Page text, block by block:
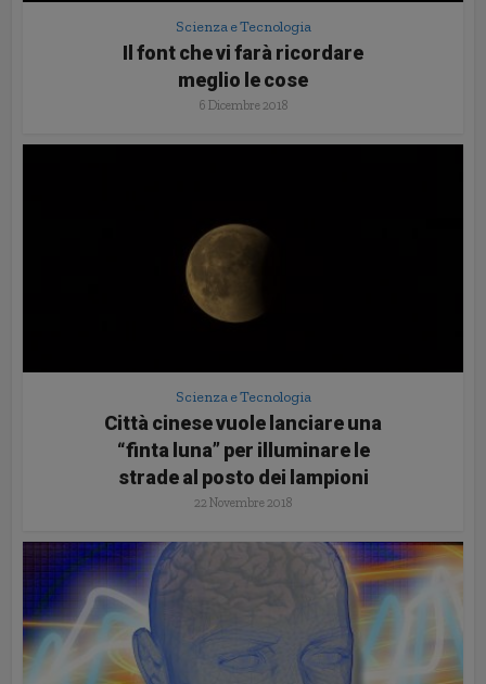
Scienza e Tecnologia
Il font che vi farà ricordare
meglio le cose
6 Dicembre 2018
Scienza e Tecnologia
Città cinese vuole lanciare una
“finta luna” per illuminare le
strade al posto dei lampioni
22 Novembre 2018